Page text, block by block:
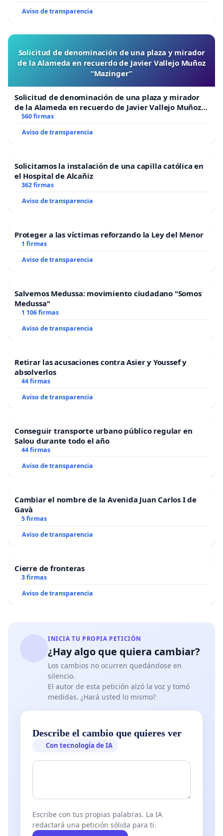
Aviso de transparencia
Solicitud de denominación de una plaza y mirador
de la Alameda en recuerdo de Javier Vallejo Muñoz
“Mazinger”
Solicitud de denominación de una plaza y mirador
de la Alameda en recuerdo de Javier Vallejo Muñoz
“Mazinger”
560 firmas
Aviso de transparencia
Solicitamos la instalación de una capilla católica en
el Hospital de Alcañiz
362 firmas
Aviso de transparencia
Proteger a las víctimas reforzando la Ley del Menor
1 firmas
Aviso de transparencia
Salvemos Medussa: movimiento ciudadano "Somos
Medussa"
1 106 firmas
Aviso de transparencia
Retirar las acusaciones contra Asier y Youssef y
absolverlos
44 firmas
Aviso de transparencia
Conseguir transporte urbano público regular en
Salou durante todo el año
44 firmas
Aviso de transparencia
Cambiar el nombre de la Avenida Juan Carlos I de
Gavà
5 firmas
Aviso de transparencia
Cierre de fronteras
3 firmas
Aviso de transparencia
INICIA TU PROPIA PETICIÓN
¿Hay algo que quiera cambiar?
Los cambios no ocurren quedándose en
silencio.
El autor de esta petición alzó la voz y tomó
medidas. ¿Hará usted lo mismo?
Describe el cambio que quieres ver
Con tecnología de IA
Escribe con tus propias palabras. La IA
redactará una petición sólida para ti.